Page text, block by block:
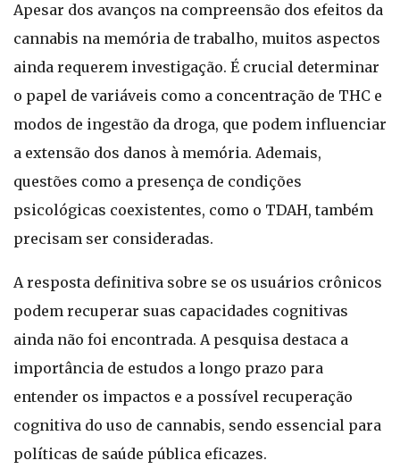
Apesar dos avanços na compreensão dos efeitos da
cannabis na memória de trabalho, muitos aspectos
ainda requerem investigação. É crucial determinar
o papel de variáveis como a concentração de THC e
modos de ingestão da droga, que podem influenciar
a extensão dos danos à memória. Ademais,
questões como a presença de condições
psicológicas coexistentes, como o TDAH, também
precisam ser consideradas.
A resposta definitiva sobre se os usuários crônicos
podem recuperar suas capacidades cognitivas
ainda não foi encontrada. A pesquisa destaca a
importância de estudos a longo prazo para
entender os impactos e a possível recuperação
cognitiva do uso de cannabis, sendo essencial para
políticas de saúde pública eficazes.